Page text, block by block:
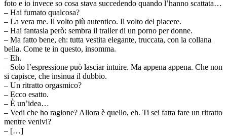
foto e io invece so cosa stava succedendo quando l’hanno scattata…
– Hai fumato qualcosa?
– La vera me. Il volto più autentico. Il volto del piacere.
– Hai fantasia però: sembra il trailer di un porno per donne.
– Ma fatto bene, eh: tutta vestita elegante, truccata, con la collana
bella. Come te in questo, insomma.
– Eh.
– Solo l’espressione può lasciar intuire. Ma appena appena. Che non
si capisce, che insinua il dubbio.
– Un ritratto orgasmico?
– Ecco esatto.
– È un’idea…
– Vedi che ho ragione? Allora è quello, eh. Ti sei fatta fare un ritratto
mentre venivi?
– […]